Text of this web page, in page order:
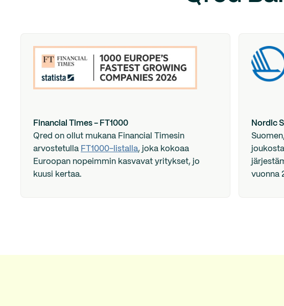
Financial Times - FT1000
Qred on ollut mukana Financial Timesin
arvostetulla FT1000-listalla, joka kokoaa
Euroopan nopeimmin kasvavat yritykset, jo
kuusi kertaa.
Nordic
vuonna